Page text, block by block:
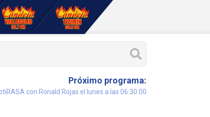
Próximo programa:
con Ronald Rojas el lunes a las 06:30:00